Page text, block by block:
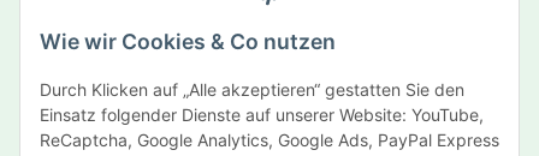
Wie wir Cookies & Co nutzen
Durch Klicken auf „Alle akzeptieren“ gestatten Sie den
Einsatz folgender Dienste auf unserer Website: YouTube,
ReCaptcha, Google Analytics, Google Ads, PayPal Express
Newsletter Abonnieren
Informationen